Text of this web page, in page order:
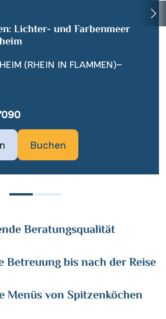
Lichter- und Farbenmeer
(RHEIN IN FLAMMEN)–
Buchen
Beratungsqualität
Betreuung bis nach der Reise
Menüs von Spitzenköchen